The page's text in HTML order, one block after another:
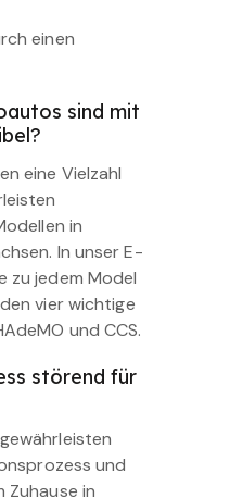
einen
sind mit
eine Vielzahl
in
In unser E-
zu jedem Model
vier wichtige
und CCS.
störend für
und
Zuhause in